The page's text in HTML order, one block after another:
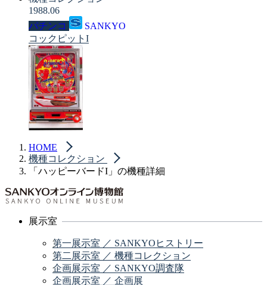
1988.06
パチンコ
SANKYO
コックピットI
HOME
機種コレクション
「ハッピーバードI」の機種詳細
展示室
第一展示室 ／ SANKYOヒストリー
第二展示室 ／ 機種コレクション
企画展示室 ／ SANKYO調査隊
企画展示室 ／ 企画展